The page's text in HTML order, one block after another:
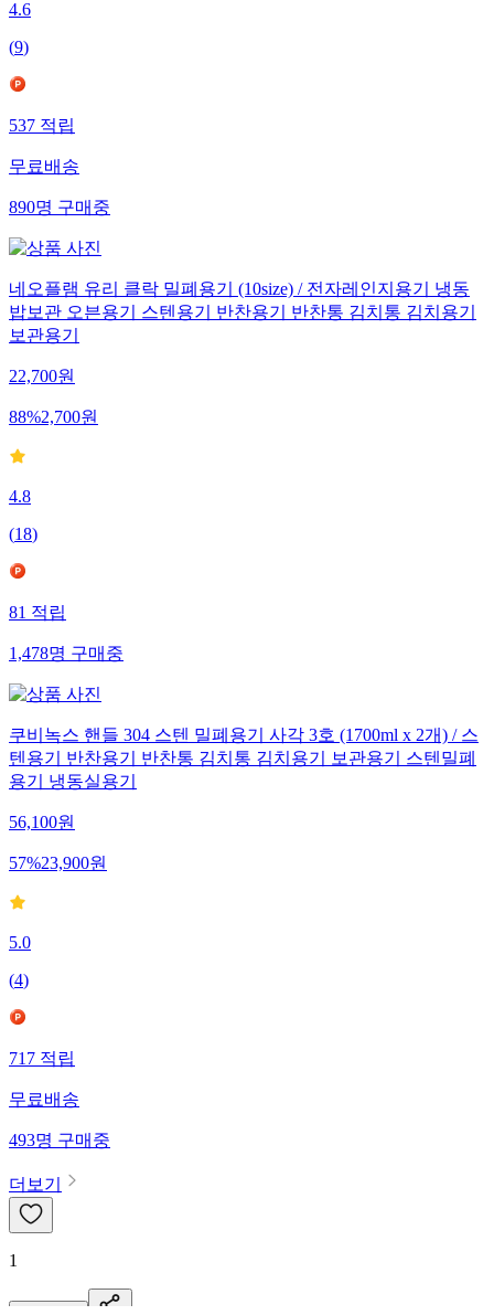
4.6
(9)
537적립
무료배송
890명구매중
네오플램 유리 클락 밀폐용기 (10size) / 전자레인지용기 냉동
밥보관 오븐용기 스텐용기 반찬용기 반찬통 김치통 김치용기
보관용기
22,700원
88%2,700원
4.8
(18)
81적립
1,478명구매중
쿠비녹스 핸들 304 스텐 밀폐용기 사각 3호 (1700ml x 2개) / 스
텐용기 반찬용기 반찬통 김치통 김치용기 보관용기 스텐밀폐
용기 냉동실용기
56,100원
57%23,900원
5.0
(4)
717적립
무료배송
493명구매중
더보기
1